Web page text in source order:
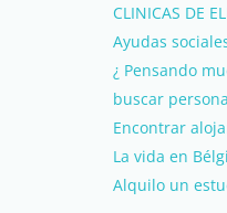
CLINICAS DE
Ayudas
¿ Pensando
buscar
Encontrar
La vida en
Alquilo un